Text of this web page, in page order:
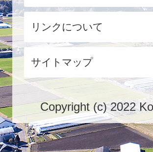
リンクについて
サイトマップ
Copyright (c) 2022